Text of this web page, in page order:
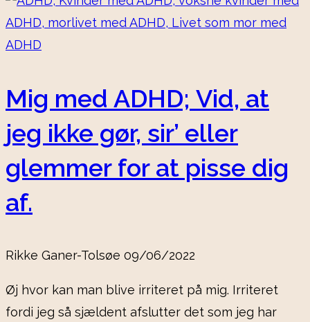
Mig med ADHD; Vid, at
jeg ikke gør, sir’ eller
glemmer for at pisse dig
af.
Rikke Ganer-Tolsøe 09/06/2022
Øj hvor kan man blive irriteret på mig. Irriteret
fordi jeg så sjældent afslutter det som jeg har